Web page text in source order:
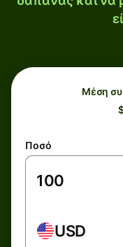
Μέση
Ποσό
USD